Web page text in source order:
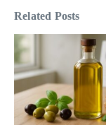
Related Posts